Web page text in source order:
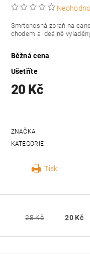
Smrtonosná zbraň na
chodem a ideálně
Běžná cena
Ušetříte
20 Kč
ZNAČKA
KATEGORIE
Tisk
28 Kč 20 Kč